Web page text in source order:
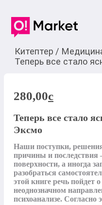
Китептер /
Теперь все стало
280,00c
Теперь все стало
Эксмо
Наши поступки,
причины и последствия
поверхности, а иногда
разобраться
этой книге речь пойдет
неоднозначном
психоанализе. Согласно